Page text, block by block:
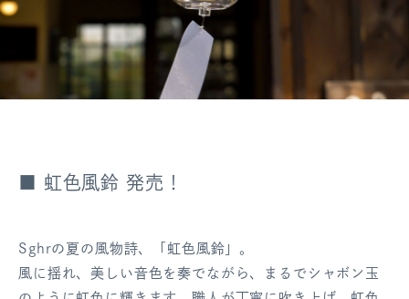
■ 虹色風鈴 発売！
Sghrの夏の風物詩、「虹色風鈴」。
風に揺れ、美しい音色を奏でながら、まるでシャボン玉